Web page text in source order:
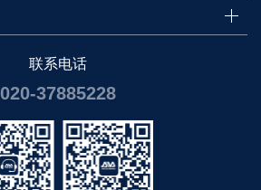
联系电话
020-37885228